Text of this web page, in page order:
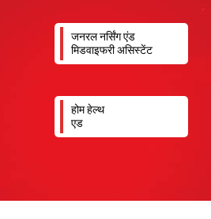
जनरल नर्सिंग एंड
मिडवाइफरी असिस्टेंट
होम हेल्थ
एड